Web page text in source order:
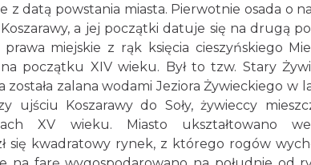
z datą powstania miasta. Pierwotnie osada o
a jej początki datuje się na drugą
miejskie z rąk księcia cieszyńskiego
początku XIV wieku. Był to tzw. Stary
zalana wodami Jeziora Żywieckiego w
ujściu Koszarawy do Soły, żywieccy
XV wieku. Miasto ukształtowano
się kwadratowy rynek, z którego rogów